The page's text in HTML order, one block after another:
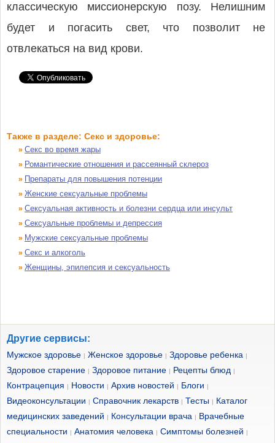
классическую миссионерскую позу. Нелишним
будет и погасить свет, что позволит не
отвлекаться на вид крови.
Также в разделе: Секс и здоровье:
» Секс во время жары
» Романтические отношения и рассеянный склероз
» Препараты для повышения потенции
» Женские сексуальные проблемы
» Сексуальная активность и болезни сердца или инсульт
» Сексуальные проблемы и депрессия
» Мужские сексуальные проблемы
» Секс и алкоголь
» Женщины, эпилепсия и сексуальность
Другие сервисы:
Мужское здоровье | Женское здоровье | Здоровье ребенка |
Здоровое старение | Здоровое питание | Рецепты блюд |
Контрацепция | Новости | Архив новостей | Блоги |
Видеоконсультации | Справочник лекарств | Тесты | Каталог
медицинских заведений | Консультации врача | Врачебные
специальности | Анатомия человека | Симптомы болезней |